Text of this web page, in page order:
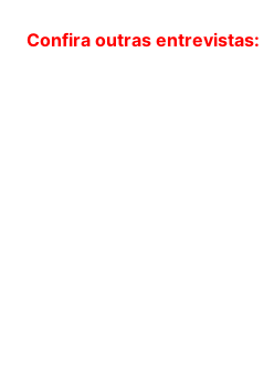
Confira outras entrevistas: